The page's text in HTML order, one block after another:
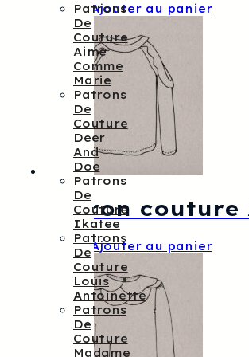
Patrons
De
Couture
Aime
Comme
Marie
Patrons
De
Couture
Deer
And
Doe
Patrons
De
Couture
Ikatee
Patrons
De
Couture
Louis
Antoinette
Patrons
De
Couture
Madame
12,00€ Ajouter au panier
Patron
15,00€ Ajouter au panier